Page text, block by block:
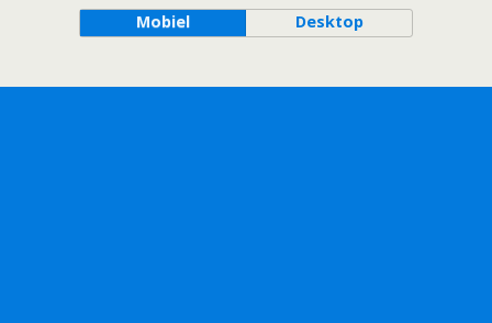
Mobiel Desktop